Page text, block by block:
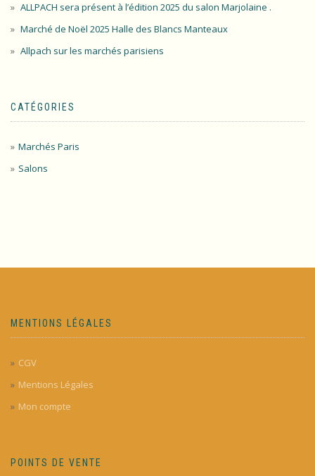
ALLPACH sera présent à l’édition 2025 du salon Marjolaine .
Marché de Noël 2025 Halle des Blancs Manteaux
Allpach sur les marchés parisiens
CATÉGORIES
Marchés Paris
Salons
MENTIONS LÉGALES
CGV
Mentions Légales
Mon compte
POINTS DE VENTE